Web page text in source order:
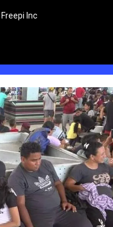
Freepi Inc